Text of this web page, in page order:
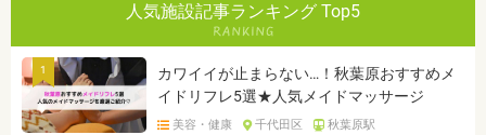
人気施設記事ランキング Top5
1
カワイイが止まらない…！秋葉原おすすめメ
イドリフレ5選★人気メイドマッサージ
美容・健康 千代田区 秋葉原駅